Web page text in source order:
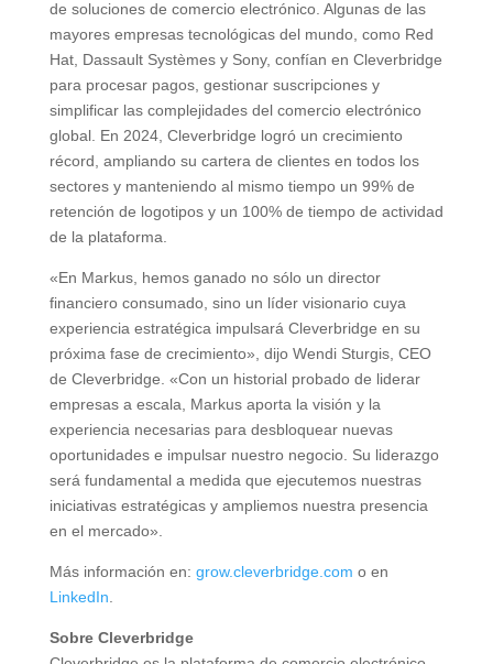
de soluciones de comercio electrónico. Algunas de las
mayores empresas tecnológicas del mundo, como Red
Hat, Dassault Systèmes y Sony, confían en Cleverbridge
para procesar pagos, gestionar suscripciones y
simplificar las complejidades del comercio electrónico
global. En 2024, Cleverbridge logró un crecimiento
récord, ampliando su cartera de clientes en todos los
sectores y manteniendo al mismo tiempo un 99% de
retención de logotipos y un 100% de tiempo de actividad
de la plataforma.
«En Markus, hemos ganado no sólo un director
financiero consumado, sino un líder visionario cuya
experiencia estratégica impulsará Cleverbridge en su
próxima fase de crecimiento», dijo Wendi Sturgis, CEO
de Cleverbridge. «Con un historial probado de liderar
empresas a escala, Markus aporta la visión y la
experiencia necesarias para desbloquear nuevas
oportunidades e impulsar nuestro negocio. Su liderazgo
será fundamental a medida que ejecutemos nuestras
iniciativas estratégicas y ampliemos nuestra presencia
en el mercado».
Más información en: grow.cleverbridge.com o en
LinkedIn.
Sobre Cleverbridge